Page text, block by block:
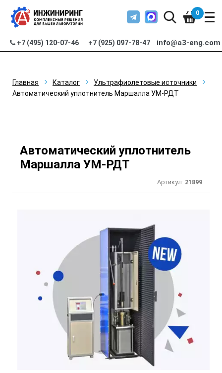
+7 (495) 120-07-46 +7 (925) 097-78-47 info@a3-eng.com
0
Главная Каталог
Ультрафиолетовые источники
Автоматический уплотнитель Маршалла УМ-РДТ
Автоматический уплотнитель
Маршалла УМ-РДТ
Артикул: 21899